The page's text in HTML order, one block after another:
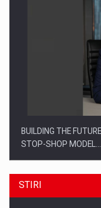
BUILDING THE
STOP-SHOP MODEL…
STIRI